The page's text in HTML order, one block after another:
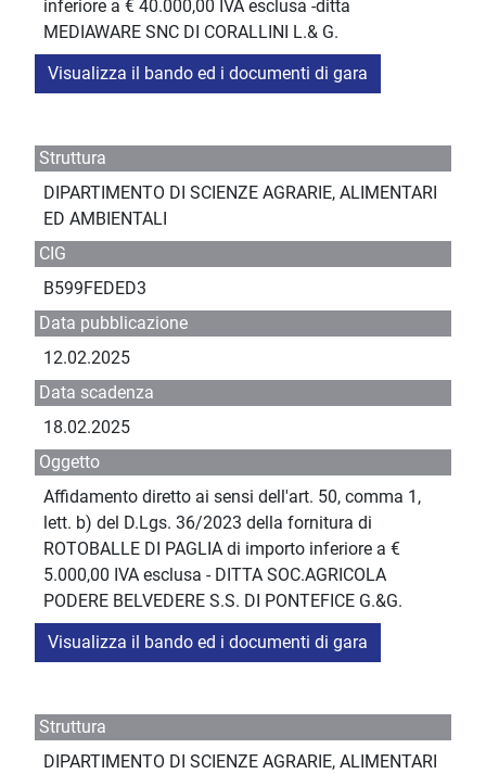
inferiore a € 40.000,00 IVA esclusa -ditta
MEDIAWARE SNC DI CORALLINI L.& G.
Visualizza il bando ed i documenti di gara
Struttura
DIPARTIMENTO DI SCIENZE AGRARIE, ALIMENTARI
ED AMBIENTALI
CIG
B599FEDED3
Data pubblicazione
12.02.2025
Data scadenza
18.02.2025
Oggetto
Affidamento diretto ai sensi dell'art. 50, comma 1,
lett. b) del D.Lgs. 36/2023 della fornitura di
ROTOBALLE DI PAGLIA di importo inferiore a €
5.000,00 IVA esclusa - DITTA SOC.AGRICOLA
PODERE BELVEDERE S.S. DI PONTEFICE G.&G.
Visualizza il bando ed i documenti di gara
Struttura
DIPARTIMENTO DI SCIENZE AGRARIE, ALIMENTARI